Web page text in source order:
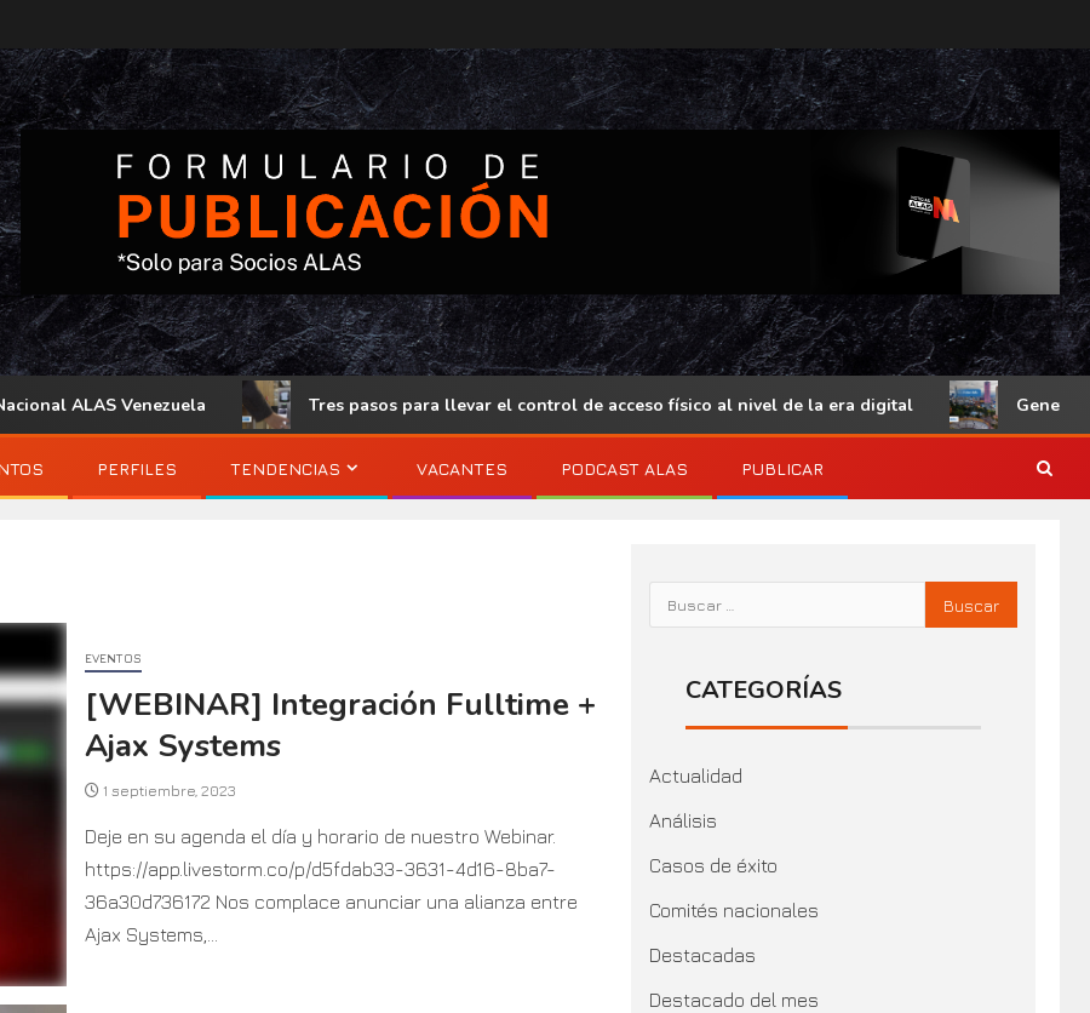
ALAS Venezuela Tres pasos para llevar el control de acceso físico al nivel de la era digital Genetec
PERFILES TENDENCIAS VACANTES PODCAST ALAS PUBLICAR
EVENTOS
[WEBINAR] Integración Fulltime +
Ajax Systems
1 septiembre, 2023
Deje en su agenda el día y horario de nuestro Webinar.
https://app.livestorm.co/p/d5fdab33-3631-4d16-8ba7-
36a30d736172 Nos complace anunciar una alianza entre
Ajax Systems,...
CATEGORÍAS
Actualidad
Análisis
Casos de éxito
Comités nacionales
Destacadas
Destacado del mes